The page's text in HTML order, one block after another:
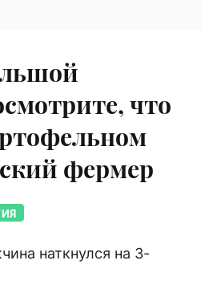
что
фермер
наткнулся на 3-